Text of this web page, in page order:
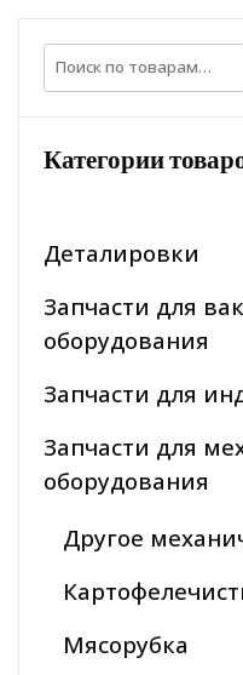
Искать:
Категории
Деталировки
Запчасти для
оборудования
Запчасти для
Запчасти для
оборудования
Другое
Мясорубка